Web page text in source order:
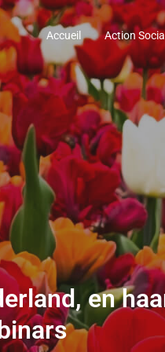
Accueil Action
en